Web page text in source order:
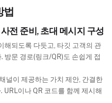
법
전 준비, 초대 메시지 구성
해되도록 다듯고, 타깃 고객의 관
방문 경로(링크/QR)도 손쉽게 접
널이 제공하는 가치 제안, 간결한
이나 QR 코드를 함께 제시해